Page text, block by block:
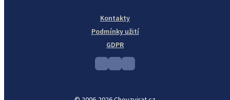
Kontakty
Podmínky užití
GDPR